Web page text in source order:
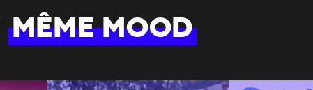
MÊME MOOD